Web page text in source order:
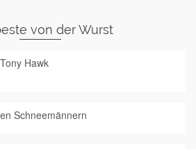
von der Wurst
Hawk
Schneemännern